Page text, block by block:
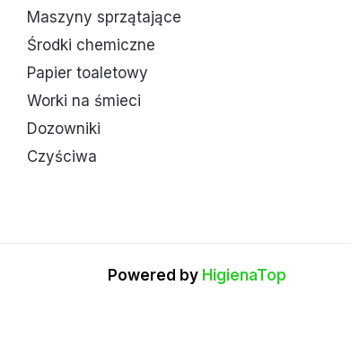
Maszyny sprzątające
Środki chemiczne
Papier toaletowy
Worki na śmieci
Dozowniki
Czyściwa
Powered by HigienaTop